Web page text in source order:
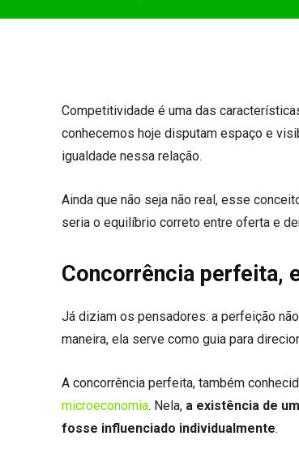
Competitividade é uma das
conhecemos hoje disputam espaço e
igualdade nessa relação.
Ainda que não seja não real, esse
seria o equilíbrio correto entre oferta e
Concorrência perfeita,
Já diziam os pensadores: a perfeição
maneira, ela serve como guia para
A concorrência perfeita, também
microeconomia. Nela, a existência de
fosse influenciado individualmente.